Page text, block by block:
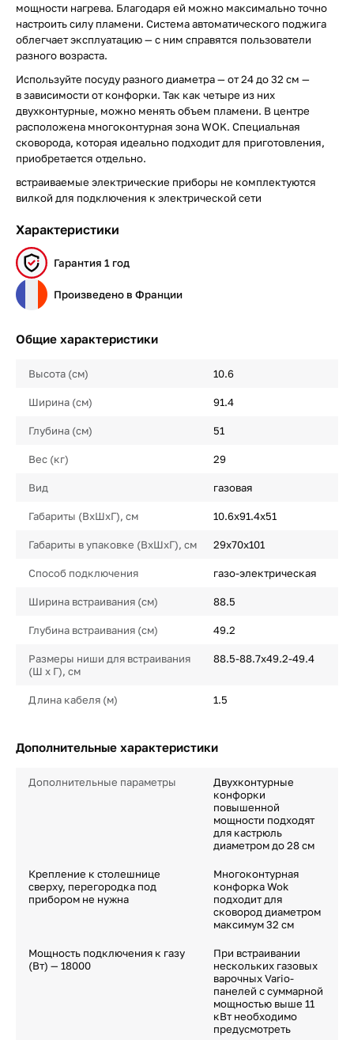
мощности нагрева. Благодаря ей можно максимально точно
настроить силу пламени. Система автоматического поджига
облегчает эксплуатацию — с ним справятся пользователи
разного возраста.
Используйте посуду разного диаметра — от 24 до 32 см —
в зависимости от конфорки. Так как четыре из них
двухконтурные, можно менять объем пламени. В центре
расположена многоконтурная зона WOK. Специальная
сковорода, которая идеально подходит для приготовления,
приобретается отдельно.
встраиваемые электрические приборы не комплектуются
вилкой для подключения к электрической сети
Характеристики
Гарантия 1 год
Произведено в Франции
Общие характеристики
Высота (см) 10.6
Ширина (см) 91.4
Глубина (см) 51
Вес (кг) 29
Вид газовая
Габариты (ВхШхГ), см 10.6х91.4х51
Габариты в упаковке (ВхШхГ), см 29x70x101
Способ подключения газо-электрическая
Ширина встраивания (см) 88.5
Глубина встраивания (см) 49.2
Размеры ниши для встраивания
(Ш х Г), см
88.5-88.7х49.2-49.4
Длина кабеля (м) 1.5
Дополнительные характеристики
Дополнительные параметры
Двухконтурные
конфорки
повышенной
мощности подходят
для кастрюль
диаметром до 28 см
Крепление к столешнице
сверху, перегородка под
прибором не нужна
Многоконтурная
конфорка Wok
подходит для
сковород диаметром
максимум 32 см
Мощность подключения к газу
(Вт) — 18000
При встраивании
нескольких газовых
варочных Vario-
панелей с суммарной
мощностью выше 11
кВт необходимо
предусмотреть